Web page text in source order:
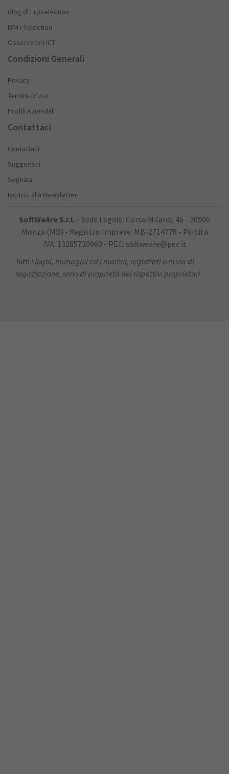
Blog di Erpselection
IBM i Selection
Osservatori ICT
Condizioni Generali
Privacy
Termini D’uso
Profili Aziendali
Contattaci
Contattaci
Suggerisci
Segnala
Iscriviti alla Newsletter
SoftWeAre S.r.l. - Sede Legale: Corso Milano, 45 - 20900
Monza (MB) - Registro Imprese: MB-2714778 - Partita
IVA: 13285720960 - PEC: softweare@pec.it
Tutti i loghi, immagini ed i marchi, registrati o in via di
registrazione, sono di proprietà dei rispettivi proprietari